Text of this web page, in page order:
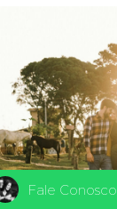
Fale Conosco